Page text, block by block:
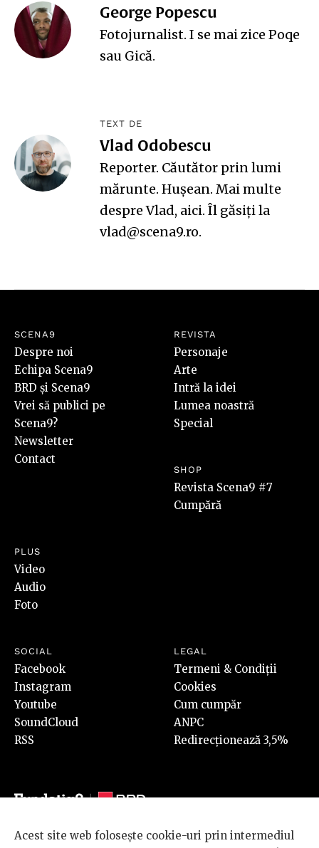
George Popescu
Fotojurnalist. I se mai zice Poqe
sau Gică.
TEXT DE
Vlad Odobescu
Reporter. Căutător prin lumi
mărunte. Hușean. Mai multe
despre Vlad, aici. Îl găsiți la
vlad@scena9.ro.
SCENA9
Despre noi
Echipa Scena9
BRD și Scena9
Vrei să publici pe
Scena9?
Newsletter
Contact
REVISTA
Personaje
Arte
Intră la idei
Lumea noastră
Special
SHOP
Revista Scena9 #7
Cumpără
PLUS
Video
Audio
Foto
SOCIAL
Facebook
Instagram
Youtube
SoundCloud
RSS
LEGAL
Termeni & Condiții
Cookies
Cum cumpăr
ANPC
Redirecționează 3,5%
Acest site web folosește cookie-uri prin intermediul